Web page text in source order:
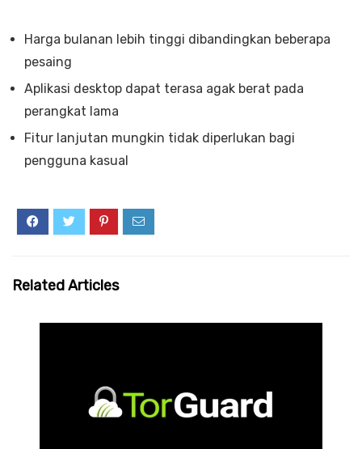
Harga bulanan lebih tinggi dibandingkan beberapa
pesaing
Aplikasi desktop dapat terasa agak berat pada
perangkat lama
Fitur lanjutan mungkin tidak diperlukan bagi
pengguna kasual
Related Articles